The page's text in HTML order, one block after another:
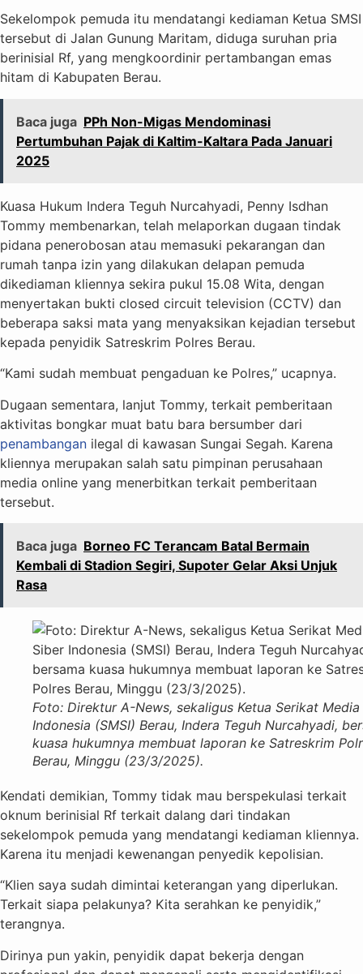
Sekelompok pemuda itu mendatangi kediaman Ketua SMSI
tersebut di Jalan Gunung Maritam, diduga suruhan pria
berinisial Rf, yang mengkoordinir pertambangan emas
hitam di Kabupaten Berau.
Baca juga PPh Non-Migas Mendominasi
Pertumbuhan Pajak di Kaltim-Kaltara Pada Januari
2025
Kuasa Hukum Indera Teguh Nurcahyadi, Penny Isdhan
Tommy membenarkan, telah melaporkan dugaan tindak
pidana penerobosan atau memasuki pekarangan dan
rumah tanpa izin yang dilakukan delapan pemuda
dikediaman kliennya sekira pukul 15.08 Wita, dengan
menyertakan bukti closed circuit television (CCTV) dan
beberapa saksi mata yang menyaksikan kejadian tersebut
kepada penyidik Satreskrim Polres Berau.
“Kami sudah membuat pengaduan ke Polres,” ucapnya.
Dugaan sementara, lanjut Tommy, terkait pemberitaan
aktivitas bongkar muat batu bara bersumber dari
penambangan ilegal di kawasan Sungai Segah. Karena
kliennya merupakan salah satu pimpinan perusahaan
media online yang menerbitkan terkait pemberitaan
tersebut.
Baca juga Borneo FC Terancam Batal Bermain
Kembali di Stadion Segiri, Supoter Gelar Aksi Unjuk
Rasa
Foto: Direktur A-News, sekaligus Ketua Serikat Media
Indonesia (SMSI) Berau, Indera Teguh Nurcahyadi,
kuasa hukumnya membuat laporan ke Satreskrim
Berau, Minggu (23/3/2025).
Kendati demikian, Tommy tidak mau berspekulasi terkait
oknum berinisial Rf terkait dalang dari tindakan
sekelompok pemuda yang mendatangi kediaman kliennya.
Karena itu menjadi kewenangan penyedik kepolisian.
“Klien saya sudah dimintai keterangan yang diperlukan.
Terkait siapa pelakunya? Kita serahkan ke penyidik,”
terangnya.
Dirinya pun yakin, penyidik dapat bekerja dengan